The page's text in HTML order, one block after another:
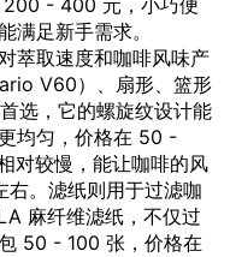
200 - 400 元，小巧便
满足新手需求。
萃取速度和咖啡风味产
V60）、扇形、篮形
选，它的螺旋纹设计能
均匀，价格在 50 -
对较慢，能让咖啡的风
。滤纸则用于过滤咖
麻纤维滤纸，不仅过
50 - 100 张，价格在